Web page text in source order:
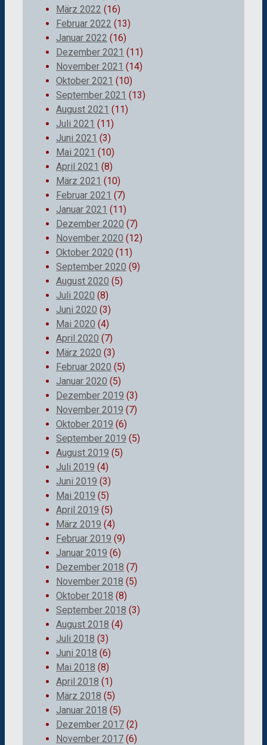
März 2022 (16)
Februar 2022 (13)
Januar 2022 (16)
Dezember 2021 (11)
November 2021 (14)
Oktober 2021 (10)
September 2021 (13)
August 2021 (11)
Juli 2021 (11)
Juni 2021 (3)
Mai 2021 (10)
April 2021 (8)
März 2021 (10)
Februar 2021 (7)
Januar 2021 (11)
Dezember 2020 (7)
November 2020 (12)
Oktober 2020 (11)
September 2020 (9)
August 2020 (5)
Juli 2020 (8)
Juni 2020 (3)
Mai 2020 (4)
April 2020 (7)
März 2020 (3)
Februar 2020 (5)
Januar 2020 (5)
Dezember 2019 (3)
November 2019 (7)
Oktober 2019 (6)
September 2019 (5)
August 2019 (5)
Juli 2019 (4)
Juni 2019 (3)
Mai 2019 (5)
April 2019 (5)
März 2019 (4)
Februar 2019 (9)
Januar 2019 (6)
Dezember 2018 (7)
November 2018 (5)
Oktober 2018 (8)
September 2018 (3)
August 2018 (4)
Juli 2018 (3)
Juni 2018 (6)
Mai 2018 (8)
April 2018 (1)
März 2018 (5)
Januar 2018 (5)
Dezember 2017 (2)
November 2017 (6)